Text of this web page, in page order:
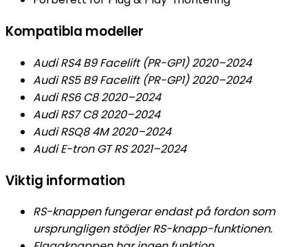
Kompatibla modeller
Audi RS4 B9 Facelift (PR-GP1) 2020–2024
Audi RS5 B9 Facelift (PR-GP1) 2020–2024
Audi RS6 C8 2020–2024
Audi RS7 C8 2020–2024
Audi RSQ8 4M 2020–2024
Audi E-tron GT RS 2021–2024
Viktig information
RS-knappen fungerar endast på fordon som
ursprungligen stödjer RS-knapp-funktionen.